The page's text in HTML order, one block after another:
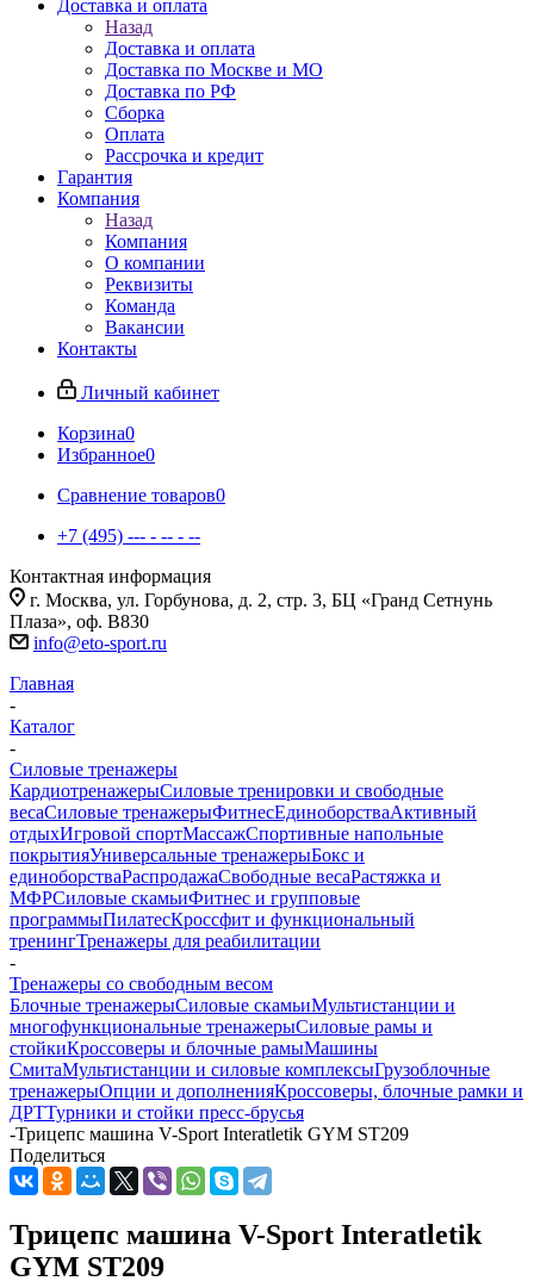
Доставка и оплата
Назад
Доставка и оплата
Доставка по Москве и МО
Доставка по РФ
Сборка
Оплата
Рассрочка и кредит
Гарантия
Компания
Назад
Компания
О компании
Реквизиты
Команда
Вакансии
Контакты
Личный кабинет
Корзина0
Избранное0
Сравнение товаров0
+7 (495) --- - -- - --
Контактная информация
г. Москва, ул. Горбунова, д. 2, стр. 3, БЦ «Гранд Сетнунь
Плаза», оф. В830
info@eto-sport.ru
Главная
-
Каталог
-
Силовые тренажеры
КардиотренажерыСиловые тренировки и свободные
весаСиловые тренажерыФитнесЕдиноборстваАктивный
отдыхИгровой спортМассажСпортивные напольные
покрытияУниверсальные тренажерыБокс и
единоборстваРаспродажаСвободные весаРастяжка и
МФРСиловые скамьиФитнес и групповые
программыПилатесКроссфит и функциональный
тренингТренажеры для реабилитации
-
Тренажеры со свободным весом
Блочные тренажерыСиловые скамьиМультистанции и
многофункциональные тренажерыСиловые рамы и
стойкиКроссоверы и блочные рамыМашины
СмитаМультистанции и силовые комплексыГрузоблочные
тренажерыОпции и дополненияКроссоверы, блочные рамки и
ДРТТурники и стойки пресс-брусья
-Трицепс машина V-Sport Interatletik GYM ST209
Поделиться
Трицепс машина V-Sport Interatletik
GYM ST209